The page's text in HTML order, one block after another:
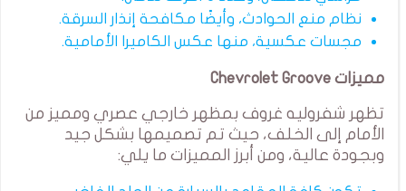
نظام منع الحوادث، وأيضًا مكافحة إنذار السرقة.
مجسات عكسية، منها عكس الكاميرا الأمامية.
مميزات Chevrolet Groove
تظهر شفروليه غروف بمظهر خارجي عصري ومميز من
الأمام إلى الخلف، حيث تم تصميمها بشكل جيد
وبجودة عالية، ومن أبرز المميزات ما يلي: